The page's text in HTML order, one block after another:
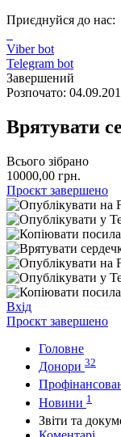
Приєднуйся до нас:
Viber bot
Telegram bot
Завершений
Розпочато:
Врятувати
Всього зібрано
10000,00 грн.
Проєкт завершено
Вхід
Проєкт завершено
Головне
Донори 32
Новини 1
Звіти та